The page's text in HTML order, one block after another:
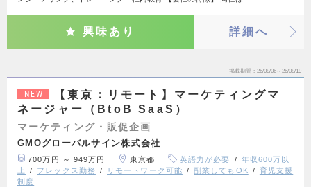
興味あり 詳細へ
掲載期間 26/08/06～26/08/19
NEW
【東京：リモート】マーケティングマ
ネージャー（BtoB SaaS）
マーケティング・販促企画
GMOグローバルサイン株式会社
700万円 ～ 949万円 東京都 英語力が必要
年収600万以
上
フレックス勤務 リモートワーク可能 副業してもOK
育児支援
制度